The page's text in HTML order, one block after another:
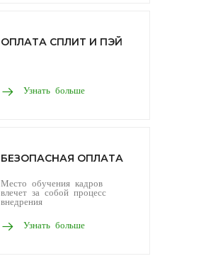
ОПЛАТА СПЛИТ И ПЭЙ
Узнать больше
БЕЗОПАСНАЯ ОПЛАТА
Место обучения кадров
влечет за собой процесс
внедрения
Узнать больше